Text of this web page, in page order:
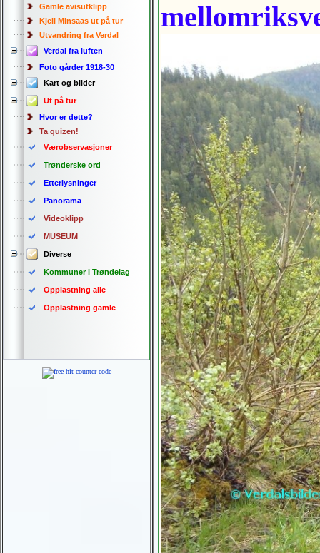
Gamle avisutklipp
Kjell Minsaas ut på tur
Utvandring fra Verdal
Verdal fra luften
Foto gårder 1918-30
Kart og bilder
Ut på tur
Hvor er dette?
Ta quizen!
Værobservasjoner
Trønderske ord
Etterlysninger
Panorama
Videoklipp
MUSEUM
Diverse
Kommuner i Trøndelag
Opplastning alle
Opplastning gamle